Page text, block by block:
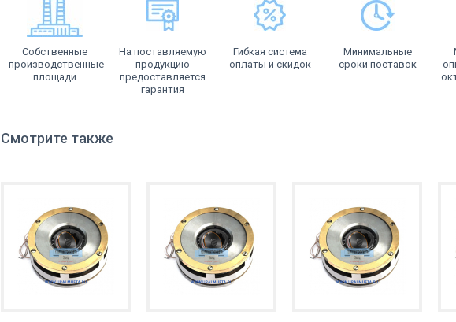
Собственные
производственные
площади
На поставляемую
продукцию
предоставляется
гарантия
Гибкая система
оплаты и скидок
Минимальные
сроки поставок
Смотрите также